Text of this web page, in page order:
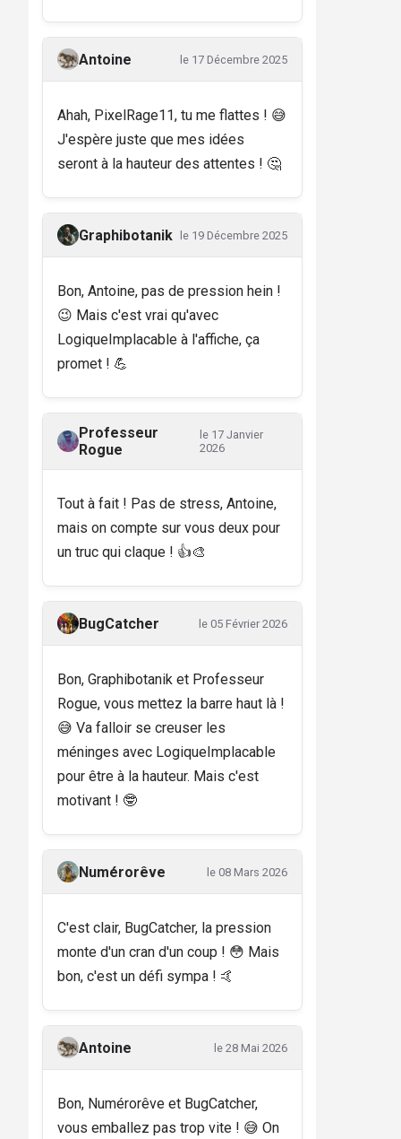
Antoine le 17 Décembre 2025
Ahah, PixelRage11, tu me flattes ! 😅
J'espère juste que mes idées
seront à la hauteur des attentes ! 🤔
Graphibotanik le 19 Décembre 2025
Bon, Antoine, pas de pression hein !
😉 Mais c'est vrai qu'avec
LogiqueImplacable à l'affiche, ça
promet ! 💪
Professeur
Rogue
le 17 Janvier
2026
Tout à fait ! Pas de stress, Antoine,
mais on compte sur vous deux pour
un truc qui claque ! 👍🎨
BugCatcher le 05 Février 2026
Bon, Graphibotanik et Professeur
Rogue, vous mettez la barre haut là !
😅 Va falloir se creuser les
méninges avec LogiqueImplacable
pour être à la hauteur. Mais c'est
motivant ! 🤓
Numérorêve le 08 Mars 2026
C'est clair, BugCatcher, la pression
monte d'un cran d'un coup ! 😳 Mais
bon, c'est un défi sympa ! 🤙
Antoine le 28 Mai 2026
Bon, Numérorêve et BugCatcher,
vous emballez pas trop vite ! 😅 On